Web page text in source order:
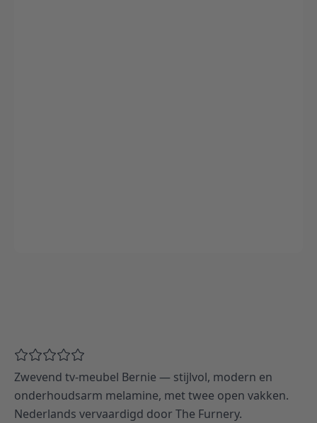
Zwevend tv-meubel Bernie — stijlvol, modern en
onderhoudsarm melamine, met twee open vakken.
Nederlands vervaardigd door The Furnery.